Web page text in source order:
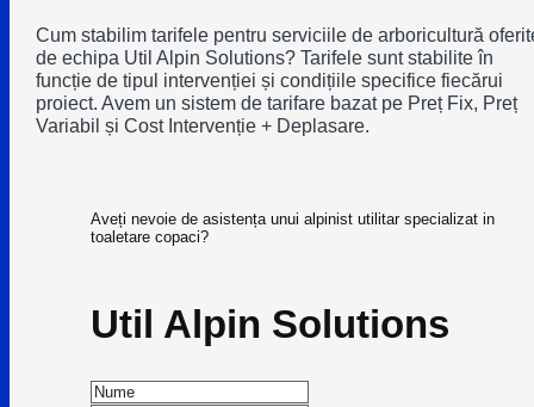
Cum stabilim tarifele pentru serviciile de arboricultură
de echipa Util Alpin Solutions? Tarifele sunt stabilite în
funcție de tipul intervenției și condițiile specifice fiecărui
proiect. Avem un sistem de tarifare bazat pe Preț Fix, Preț
Variabil și Cost Intervenție + Deplasare.
Aveți nevoie de asistența unui alpinist utilitar specializat in
toaletare copaci?
Util Alpin Solutions